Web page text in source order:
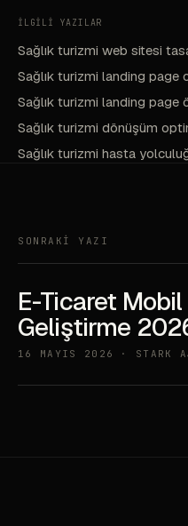
İLGİLİ YAZILAR
Sağlık turizmi web sitesi
Sağlık turizmi landing page
Sağlık turizmi landing page
Sağlık turizmi dönüşüm
Sağlık turizmi hasta
SONRAKİ YAZI
E-Ticaret Mobil
Geliştirme
16 MAYIS 2026 · STARK